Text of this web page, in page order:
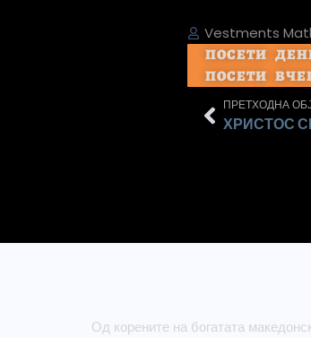
Vestments
ПОСЕТИ
ПОСЕТИ
ПРЕТХОДНА
ХРИСТОС
Од корените на богатата